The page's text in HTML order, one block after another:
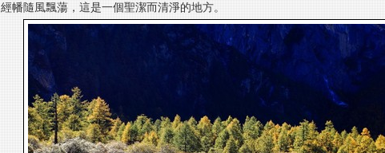
經幡隨風飄蕩，這是一個聖潔而清淨的地方。